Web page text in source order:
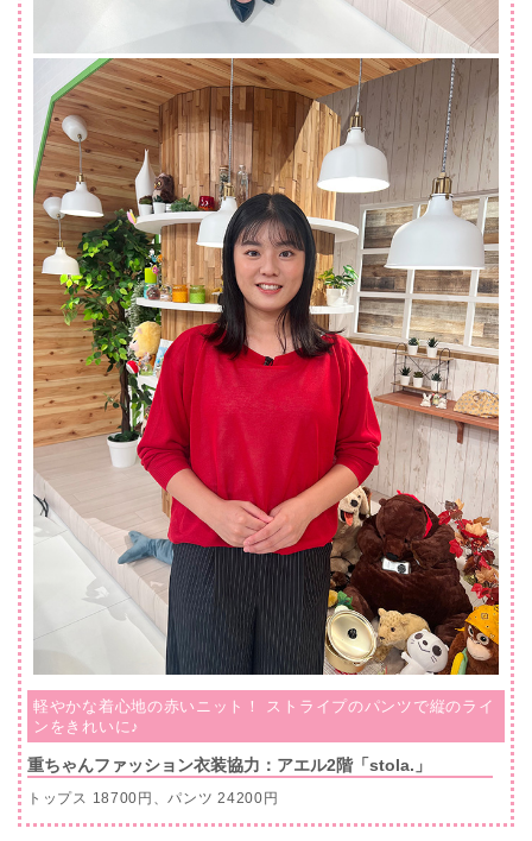
軽やかな着心地の赤いニット！ ストライプのパンツで縦のライ
ンをきれいに♪
重ちゃんファッション衣装協力：アエル2階「stola.」
トップス 18700円、パンツ 24200円